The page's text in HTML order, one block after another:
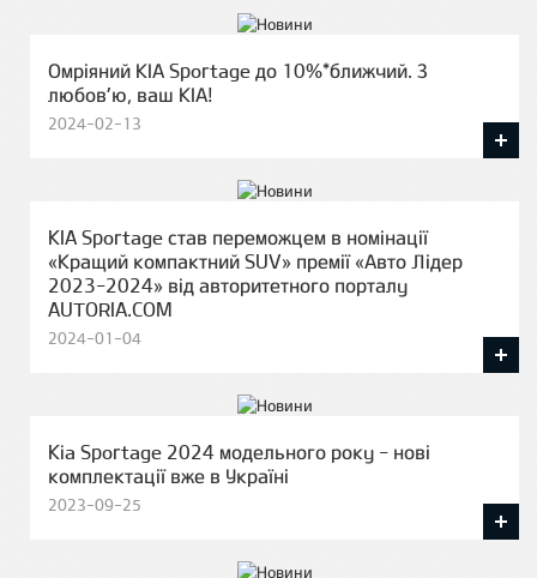
Омріяний КІА Sportage до 10%*ближчий. З
любов’ю, ваш КІА!
2024-02-13
KIA Sportage став переможцем в номінації
«Кращий компактний SUV» премії «Авто Лідер
2023-2024» від авторитетного порталу
AUTORIA.COM
2024-01-04
Kia Sportage 2024 модельного року - нові
комплектації вже в Україні
2023-09-25